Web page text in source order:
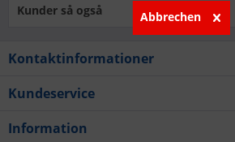
Kunder så også
Kontaktinformationer
Kundeservice
Information
Abbrechen